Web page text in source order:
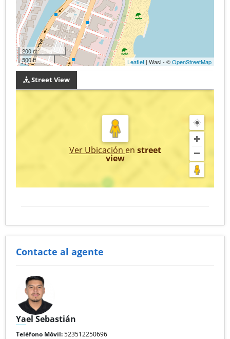
200 m
500 ft
Leaflet | Wasi - ©OpenStreetMap
Street View
Ver Ubicación en street
view
Contacte al agente
Yael Sebastián
Teléfono Móvil:523512250696